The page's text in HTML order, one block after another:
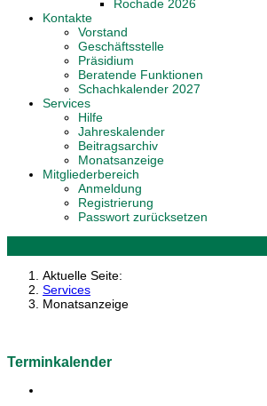
Rochade 2026
Kontakte
Vorstand
Geschäftsstelle
Präsidium
Beratende Funktionen
Schachkalender 2027
Services
Hilfe
Jahreskalender
Beitragsarchiv
Monatsanzeige
Mitgliederbereich
Anmeldung
Registrierung
Passwort zurücksetzen
Aktuelle Seite:
Services
Monatsanzeige
Terminkalender